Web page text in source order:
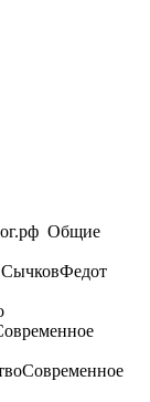
Общие
Федот
Современное